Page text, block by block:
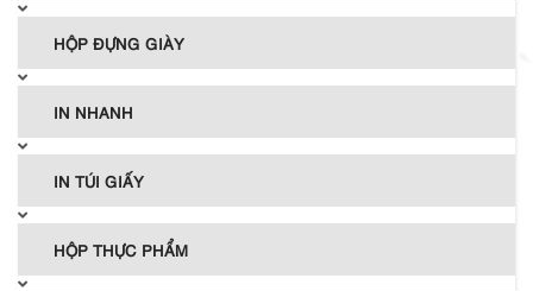
HỘP ĐỰNG GIÀY
IN NHANH
IN TÚI GIẤY
HỘP THỰC PHẨM